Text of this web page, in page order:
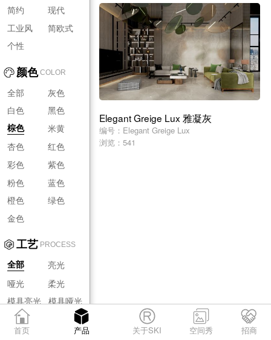
简约
现代
工业风
简欧式
个性
颜色 COLOR
全部
灰色
白色
黑色
棕色
米黄
杏色
红色
彩色
紫色
粉色
蓝色
橙色
绿色
金色
工艺 PROCESS
全部
亮光
哑光
柔光
模具亮光 模具哑光
模具柔光
Elegant Greige Lux 雅凝灰
编号：Elegant Greige Lux
浏览：541
首页 产品 关于SKI 空间秀 招商